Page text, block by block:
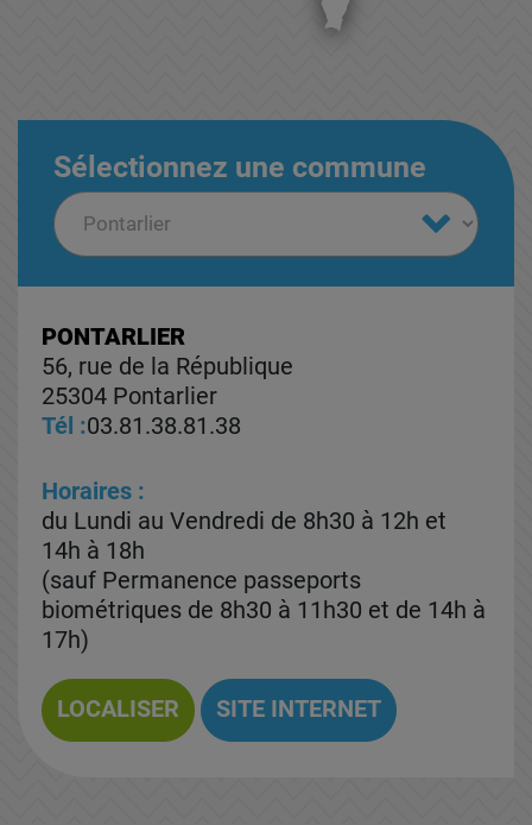
Sélectionnez une commune
PONTARLIER
56, rue de la République
25304 Pontarlier
Tél :03.81.38.81.38
Horaires :
du Lundi au Vendredi de 8h30 à 12h et
14h à 18h
(sauf Permanence passeports
biométriques de 8h30 à 11h30 et de 14h à
17h)
LOCALISER SITE INTERNET